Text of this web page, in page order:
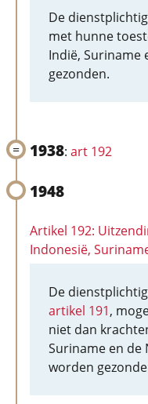
De
met hunne
Indië, Suriname
gezonden.
1938: art 192
1948
Artikel 192:
Indonesië,
De
artikel 191,
niet dan
Suriname en de
worden